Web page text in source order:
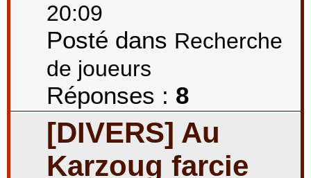
20:09
Posté dans Recherche
de joueurs
Réponses : 8
[DIVERS] Au
Karzoug farcie